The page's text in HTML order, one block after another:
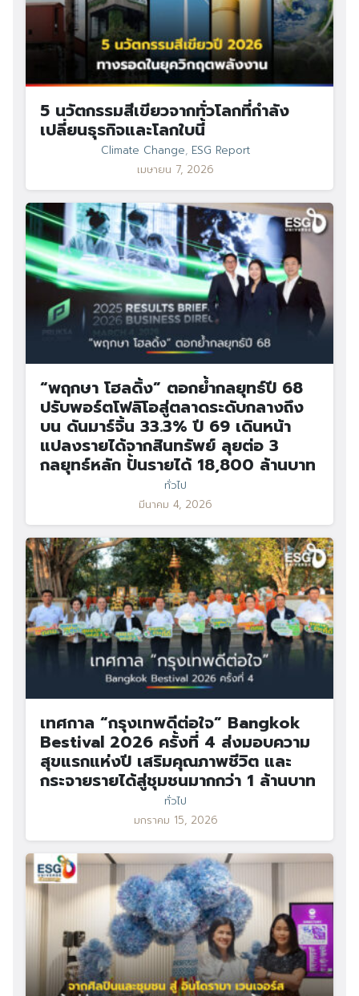
5 นวัตกรรมสีเขียวจากทั่วโลกที่กำลัง
เปลี่ยนธุรกิจและโลกใบนี้
Climate Change, ESG Report
เมษายน 7, 2026
“พฤกษา โฮลดิ้ง” ตอกย้ำกลยุทธ์ปี 68
ปรับพอร์ตโฟลิโอสู่ตลาดระดับกลางถึง
บน ดันมาร์จิ้น 33.3% ปี 69 เดินหน้า
แปลงรายได้จากสินทรัพย์ ลุยต่อ 3
กลยุทธ์หลัก ปั้นรายได้ 18,800 ล้านบาท
ทั่วไป
มีนาคม 4, 2026
เทศกาล “กรุงเทพดีต่อใจ” Bangkok
Bestival 2026 ครั้งที่ 4 ส่งมอบความ
สุขแรกแห่งปี เสริมคุณภาพชีวิต และ
กระจายรายได้สู่ชุมชนมากกว่า 1 ล้านบาท
ทั่วไป
มกราคม 15, 2026